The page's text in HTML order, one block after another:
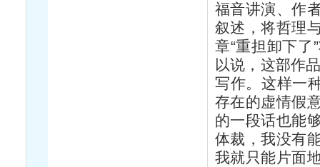
福音讲演、作
叙述，将哲理
章“重担卸下
以说，这部作
写作。这样一
存在的虚情假
的一段话也能
体裁，我没有
我就只能片面